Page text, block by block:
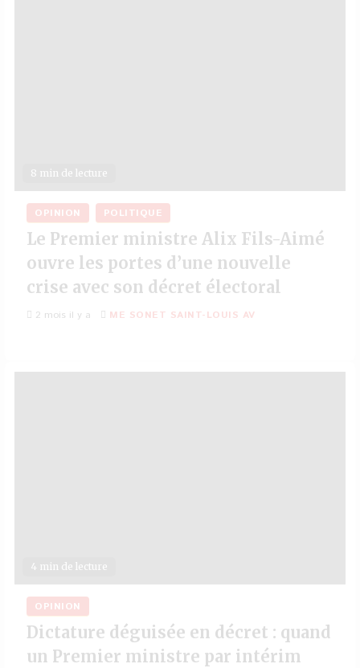
8 min de lecture
OPINION POLITIQUE
Le Premier ministre Alix Fils-Aimé
ouvre les portes d’une nouvelle
crise avec son décret électoral
2 mois il y a ME SONET SAINT-LOUIS AV
4 min de lecture
OPINION
Dictature déguisée en décret : quand
un Premier ministre par intérim